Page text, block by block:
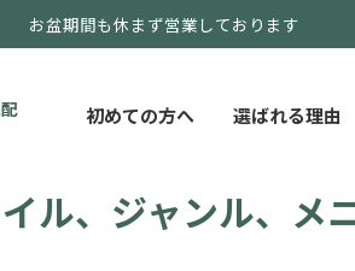
お盆期間も休まず営業しております
初めての方へ 選ばれる理由
ル、ジャンル、メ